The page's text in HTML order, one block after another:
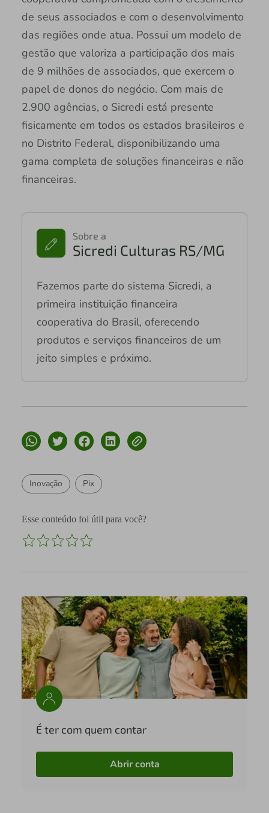
de seus associados e com o desenvolvimento
das regiões onde atua. Possui um modelo de
gestão que valoriza a participação dos mais
de 9 milhões de associados, que exercem o
papel de donos do negócio. Com mais de
2.900 agências, o Sicredi está presente
fisicamente em todos os estados brasileiros e
no Distrito Federal, disponibilizando uma
gama completa de soluções financeiras e não
financeiras.
Sobre a
Sicredi Culturas RS/MG
Fazemos parte do sistema Sicredi, a
primeira instituição financeira
cooperativa do Brasil, oferecendo
produtos e serviços financeiros de um
jeito simples e próximo.
Inovação Pix
Esse conteúdo foi útil para você?
É ter com quem contar
Abrir conta